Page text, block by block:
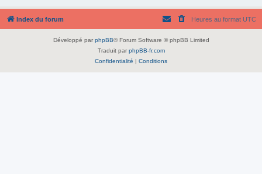
Index du forum Heures au format UTC
Développé par phpBB® Forum Software © phpBB Limited
Traduit par phpBB-fr.com
Confidentialité | Conditions